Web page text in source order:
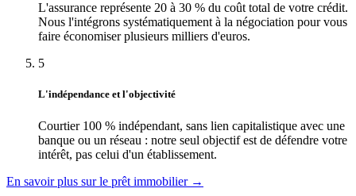
L'assurance représente 20 à 30 % du coût total de votre crédit.
Nous l'intégrons systématiquement à la négociation pour vous
faire économiser plusieurs milliers d'euros.
5
L'indépendance et l'objectivité
Courtier 100 % indépendant, sans lien capitalistique avec une
banque ou un réseau : notre seul objectif est de défendre votre
intérêt, pas celui d'un établissement.
En savoir plus sur le prêt immobilier →